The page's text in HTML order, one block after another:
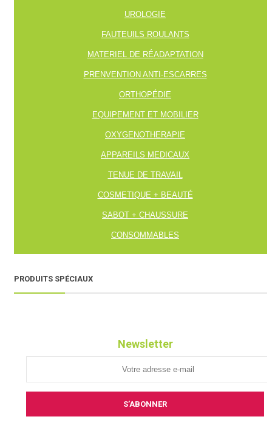
UROLOGIE
FAUTEUILS ROULANTS
MATERIEL DE RÉADAPTATION
PRENVENTION ANTI-ESCARRES
ORTHOPÉDIE
EQUIPEMENT ET MOBILIER
OXYGENOTHERAPIE
APPAREILS MEDICAUX
TENUE DE TRAVAIL
COSMETIQUE + BEAUTÉ
SABOT + CHAUSSURE
CONSOMMABLES
PRODUITS SPÉCIAUX
Newsletter
S’ABONNER